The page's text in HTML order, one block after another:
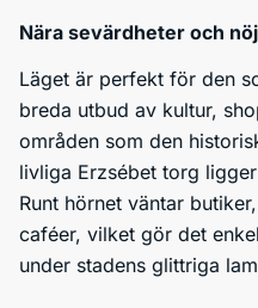
Nära sevärdheter och
Läget är perfekt för den
breda utbud av kultur,
områden som den
livliga Erzsébet torg
Runt hörnet väntar
caféer, vilket gör det
under stadens glittriga